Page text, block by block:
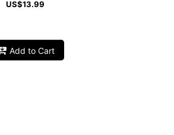
US$13.99
Add to Cart